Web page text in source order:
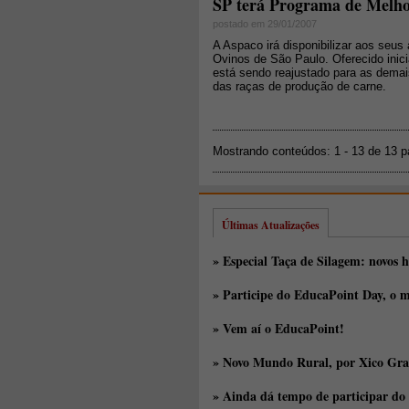
postado em 29/01/2007
A Aspaco irá disponibilizar aos
Ovinos de São Paulo. Oferecido
está sendo reajustado para as
das raças de produção de carne.
Mostrando conteúdos: 1 - 13 de 13
Últimas Atualizações
» Especial Taça de Silagem: novos
» Participe do EducaPoint Day, o
» Vem aí o EducaPoint!
» Novo Mundo Rural, por Xico
» Ainda dá tempo de participar